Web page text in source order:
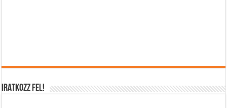
IRATKOZZ FEL!